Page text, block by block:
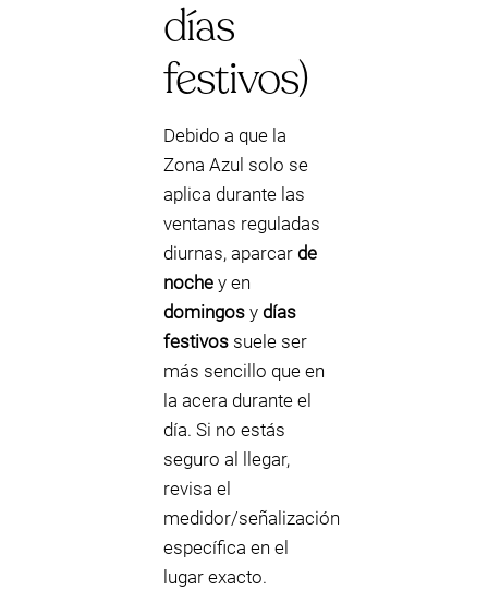
días
festivos)
Debido a que la
Zona Azul solo se
aplica durante las
ventanas reguladas
diurnas, aparcar de
noche y en
domingos y días
festivos suele ser
más sencillo que en
la acera durante el
día. Si no estás
seguro al llegar,
revisa el
medidor/señalización
específica en el
lugar exacto.